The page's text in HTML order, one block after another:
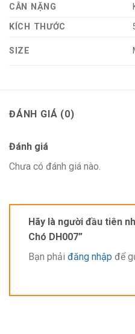
Nhà gỗ chó mèo DH007
Đặc Điểm Sản Phẩm
Sản phẩm
nhà cho chó bằng
trên thị trường nhà cho thú
CÂN NẶNG
KÍCH THƯỚC
SIZE
ĐÁNH GIÁ (0)
Đánh giá
Chưa có đánh giá nào.
Hãy là người đầu tiên
Chó DH007”
Bạn phải đăng nhập để